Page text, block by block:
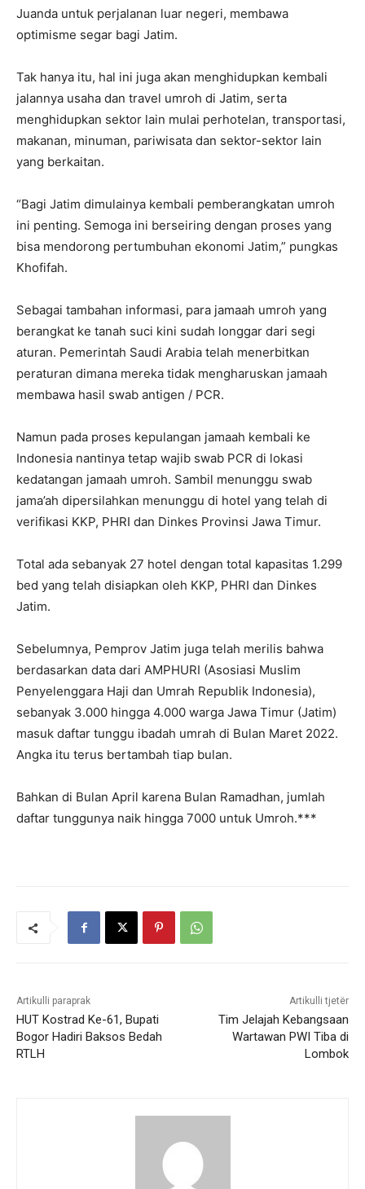
Juanda untuk perjalanan luar negeri, membawa
optimisme segar bagi Jatim.
Tak hanya itu, hal ini juga akan menghidupkan kembali
jalannya usaha dan travel umroh di Jatim, serta
menghidupkan sektor lain mulai perhotelan, transportasi,
makanan, minuman, pariwisata dan sektor-sektor lain
yang berkaitan.
“Bagi Jatim dimulainya kembali pemberangkatan umroh
ini penting. Semoga ini berseiring dengan proses yang
bisa mendorong pertumbuhan ekonomi Jatim,” pungkas
Khofifah.
Sebagai tambahan informasi, para jamaah umroh yang
berangkat ke tanah suci kini sudah longgar dari segi
aturan. Pemerintah Saudi Arabia telah menerbitkan
peraturan dimana mereka tidak mengharuskan jamaah
membawa hasil swab antigen / PCR.
Namun pada proses kepulangan jamaah kembali ke
Indonesia nantinya tetap wajib swab PCR di lokasi
kedatangan jamaah umroh. Sambil menunggu swab
jama’ah dipersilahkan menunggu di hotel yang telah di
verifikasi KKP, PHRI dan Dinkes Provinsi Jawa Timur.
Total ada sebanyak 27 hotel dengan total kapasitas 1.299
bed yang telah disiapkan oleh KKP, PHRI dan Dinkes
Jatim.
Sebelumnya, Pemprov Jatim juga telah merilis bahwa
berdasarkan data dari AMPHURI (Asosiasi Muslim
Penyelenggara Haji dan Umrah Republik Indonesia),
sebanyak 3.000 hingga 4.000 warga Jawa Timur (Jatim)
masuk daftar tunggu ibadah umrah di Bulan Maret 2022.
Angka itu terus bertambah tiap bulan.
Bahkan di Bulan April karena Bulan Ramadhan, jumlah
daftar tunggunya naik hingga 7000 untuk Umroh.***
Artikulli paraprak
HUT Kostrad Ke-61, Bupati
Bogor Hadiri Baksos Bedah
RTLH
Artikulli tjetër
Tim Jelajah Kebangsaan
Wartawan PWI Tiba di
Lombok